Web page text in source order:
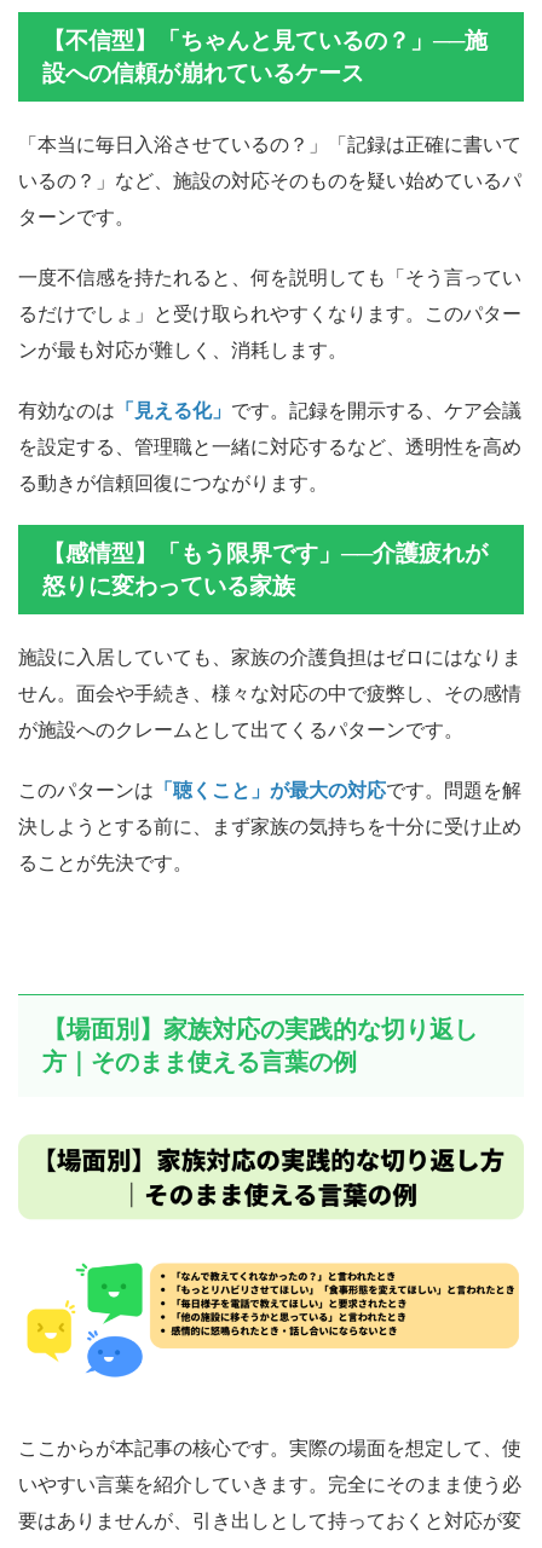
【不信型】「ちゃんと見ているの？」──施
設への信頼が崩れているケース
「本当に毎日入浴させているの？」「記録は正確に書いて
いるの？」など、施設の対応そのものを疑い始めているパ
ターンです。
一度不信感を持たれると、何を説明しても「そう言ってい
るだけでしょ」と受け取られやすくなります。このパター
ンが最も対応が難しく、消耗します。
有効なのは 「見える化」 です。記録を開示する、ケア会議
を設定する、管理職と一緒に対応するなど、透明性を高め
る動きが信頼回復につながります。
【感情型】「もう限界です」──介護疲れが
怒りに変わっている家族
施設に入居していても、家族の介護負担はゼロにはなりま
せん。面会や手続き、様々な対応の中で疲弊し、その感情
が施設へのクレームとして出てくるパターンです。
このパターンは 「聴くこと」が最大の対応です。問題を解
決しようとする前に、まず家族の気持ちを十分に受け止め
ることが先決です。
【場面別】家族対応の実践的な切り返し
方｜そのまま使える言葉の例
ここからが本記事の核心です。実際の場面を想定して、使
いやすい言葉を紹介していきます。完全にそのまま使う必
要はありませんが、引き出しとして持っておくと対応が変